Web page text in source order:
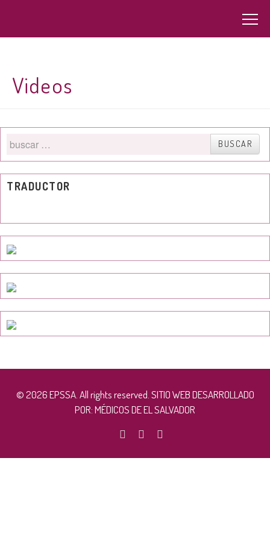
Videos
Buscar
por
BUSCAR
TRADUCTOR
© 2026 EPSSA. All rights reserved. SITIO WEB DESARROLLADO
POR:MÉDICOS DE EL SALVADOR